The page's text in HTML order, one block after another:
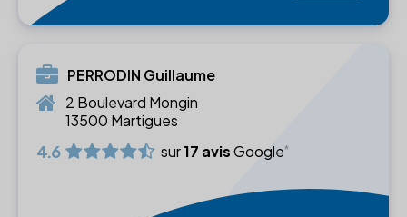
PERRODIN Guillaume
2 Boulevard Mongin
13500 Martigues
4.6 sur17 avisGoogle